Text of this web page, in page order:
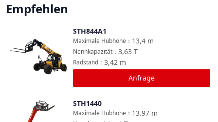
Empfehlen
STH844A1
13,4 m
Maximale Hubhöhe ：
3,63 T
Nennkapazität ：
3,42 m
Radstand ：
Anfrage
Vergleichen
STH1440
13.97 m
Maximale Hubhöhe ：